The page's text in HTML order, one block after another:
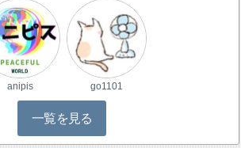
anipis go1101
一覧を見る